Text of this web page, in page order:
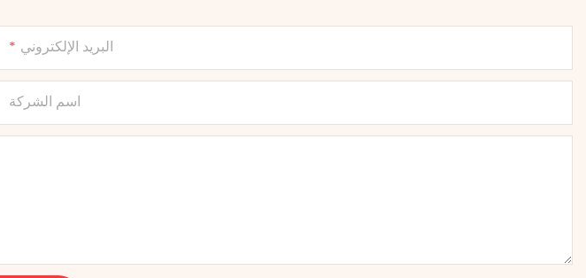
البريد الإلكتروني
اسم الشركة